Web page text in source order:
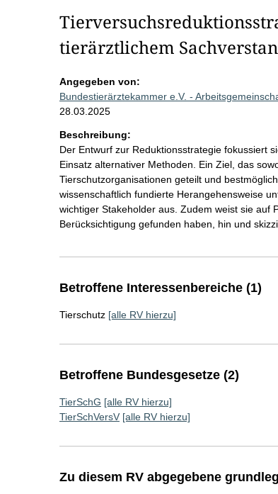
tierärztlichem
Angegeben von:
Bundestierärztekammer e.V. -
28.03.2025
Beschreibung:
Der Entwurf zur Reduktionsstrategie fokussiert
Einsatz alternativer Methoden. Ein Ziel, das
Tierschutzorganisationen geteilt und
wissenschaftlich fundierte Herangehensweise
wichtiger Stakeholder aus. Zudem weist sie auf
Berücksichtigung gefunden haben, hin und
Betroffene Interessenbereiche (1)
Tierschutz [alle RV hierzu]
Betroffene Bundesgesetze (2)
TierSchG [alle RV hierzu]
TierSchVersV [alle RV hierzu]
Zu diesem RV abgegebene